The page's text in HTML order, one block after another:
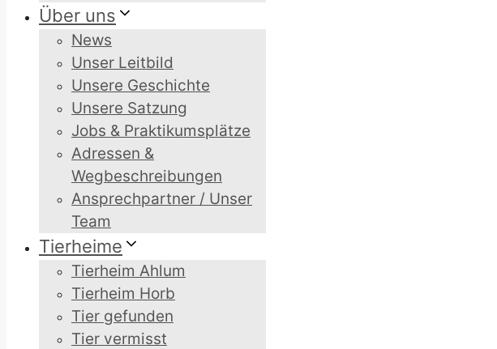
Über uns
News
Unser Leitbild
Unsere Geschichte
Unsere Satzung
Jobs & Praktikumsplätze
Adressen &
Wegbeschreibungen
Ansprechpartner / Unser
Team
Tierheime
Tierheim Ahlum
Tierheim Horb
Tier gefunden
Tier vermisst